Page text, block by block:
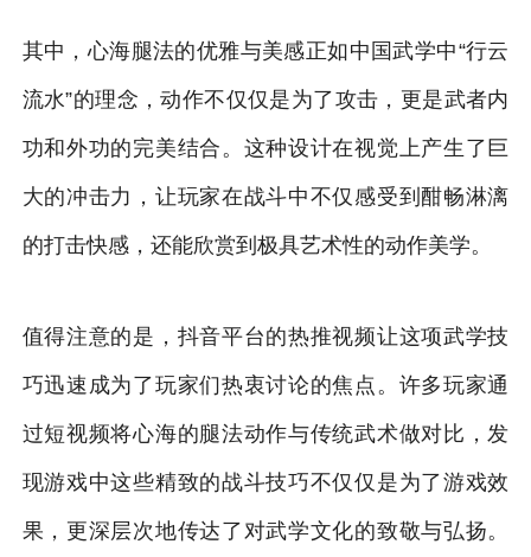
其中，心海腿法的优雅与美感正如中国武学中“行云
流水”的理念，动作不仅仅是为了攻击，更是武者内
功和外功的完美结合。这种设计在视觉上产生了巨
大的冲击力，让玩家在战斗中不仅感受到酣畅淋漓
的打击快感，还能欣赏到极具艺术性的动作美学。
值得注意的是，抖音平台的热推视频让这项武学技
巧迅速成为了玩家们热衷讨论的焦点。许多玩家通
过短视频将心海的腿法动作与传统武术做对比，发
现游戏中这些精致的战斗技巧不仅仅是为了游戏效
果，更深层次地传达了对武学文化的致敬与弘扬。